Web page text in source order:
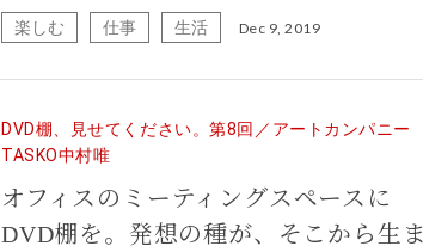
楽しむ 仕事 生活 Dec 9, 2019
DVD棚、見せてください。第8回／アートカンパニー
TASKO中村唯
オフィスのミーティングスペースに
DVD棚を。発想の種が、そこから生ま